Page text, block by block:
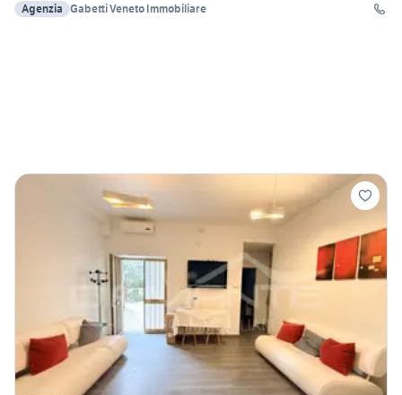
Agenzia Gabetti Veneto Immobiliare